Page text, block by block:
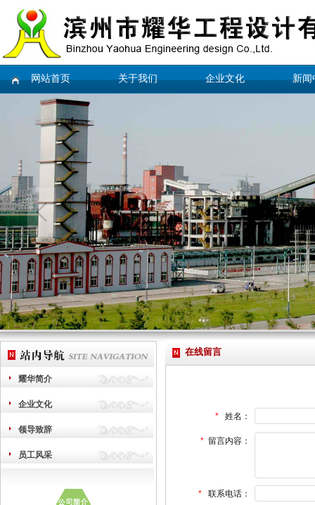
网站首页 关于我们 企业文化 新闻
耀华简介
企业文化
领导致辞
员工风采
在线留言
* 姓名：
* 留言内容：
* 联系电话：